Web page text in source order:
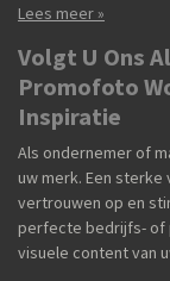
Lees meer »
Volgt U Ons
Promofoto
Inspiratie
Als ondernemer of
uw merk. Een
vertrouwen op en
perfecte bedrijfs- of
visuele content van